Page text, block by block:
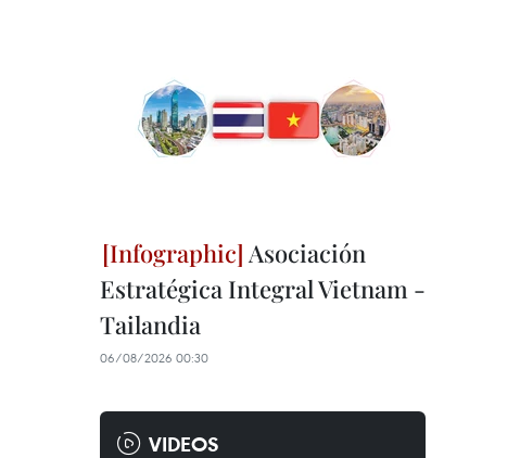
Asociación
Estratégica Integral Vietnam -
Tailandia
06/08/2026 00:30
VIDEOS